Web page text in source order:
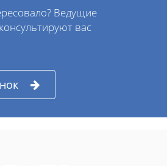
Ведущие
вас